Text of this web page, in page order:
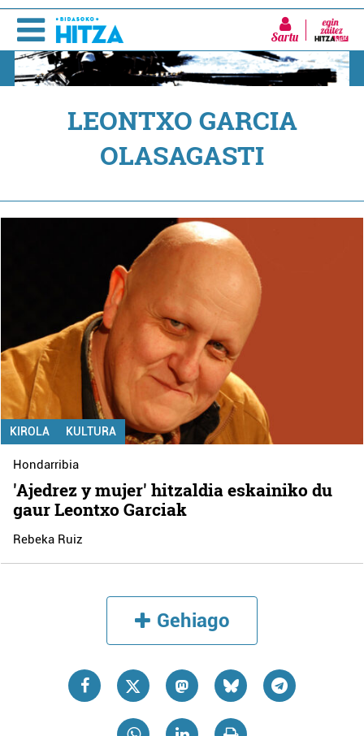
Sartu
LEONTXO GARCIA
OLASAGASTI
KIROLA KULTURA
Hondarribia
'Ajedrez y mujer' hitzaldia eskainiko du
gaur Leontxo Garciak
Rebeka Ruiz
Gehiago